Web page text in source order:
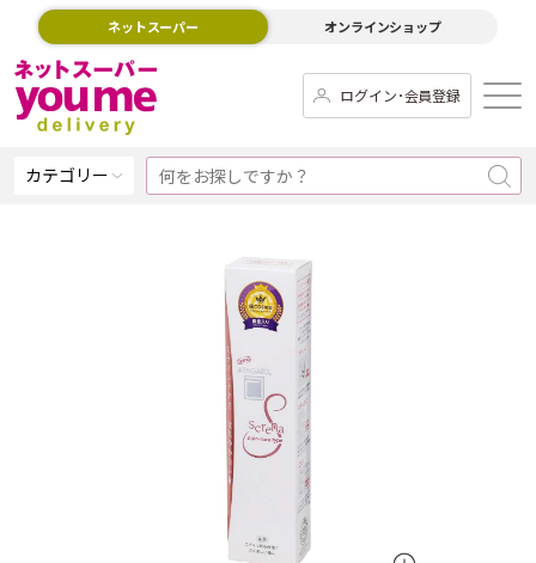
ネットスーパー オンラインショップ
ログイン･会員登録
カテゴリー